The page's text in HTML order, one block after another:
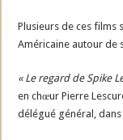
Plusieurs de ces films
Américaine autour de
« Le regard de Spike
en chœur Pierre
délégué général,